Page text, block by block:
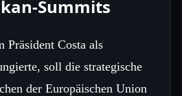
Präsident Costa als
soll die strategische
der Europäischen Union